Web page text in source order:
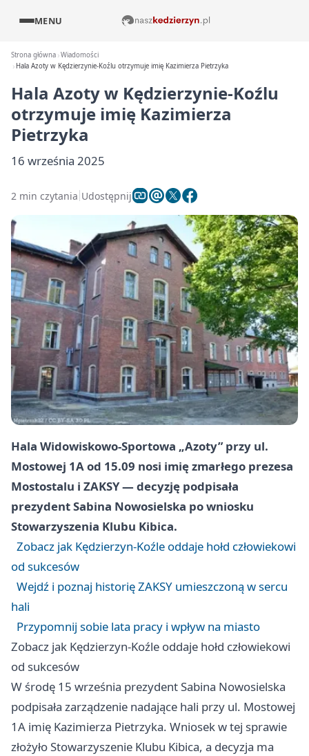
MENU
Strona główna Wiadomości
Hala Azoty w Kędzierzynie-Koźlu otrzymuje imię Kazimierza Pietrzyka
Hala Azoty w Kędzierzynie-Koźlu
otrzymuje imię Kazimierza
Pietrzyka
16 września 2025
2 min czytania Udostępnij
Hala Widowiskowo-Sportowa „Azoty” przy ul.
Mostowej 1A od 15.09 nosi imię zmarłego prezesa
Mostostalu i ZAKSY — decyzję podpisała
prezydent Sabina Nowosielska po wniosku
Stowarzyszenia Klubu Kibica.
Zobacz jak Kędzierzyn-Koźle oddaje hołd człowiekowi
od sukcesów
Wejdź i poznaj historię ZAKSY umieszczoną w sercu
hali
Przypomnij sobie lata pracy i wpływ na miasto
Zobacz jak Kędzierzyn-Koźle oddaje hołd człowiekowi
od sukcesów
W środę 15 września prezydent Sabina Nowosielska
podpisała zarządzenie nadające hali przy ul. Mostowej
1A imię Kazimierza Pietrzyka. Wniosek w tej sprawie
złożyło Stowarzyszenie Klubu Kibica, a decyzja ma